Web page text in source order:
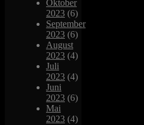
Oktober
2023 (6)
September
2023 (6)
August
2023 (4)
Juli
2023 (4)
Juni
2023 (6)
Mai
2023 (4)